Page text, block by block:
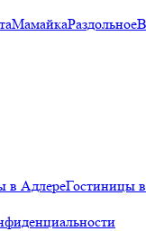
МамайкаРаздольное
в АдлереГостиницы